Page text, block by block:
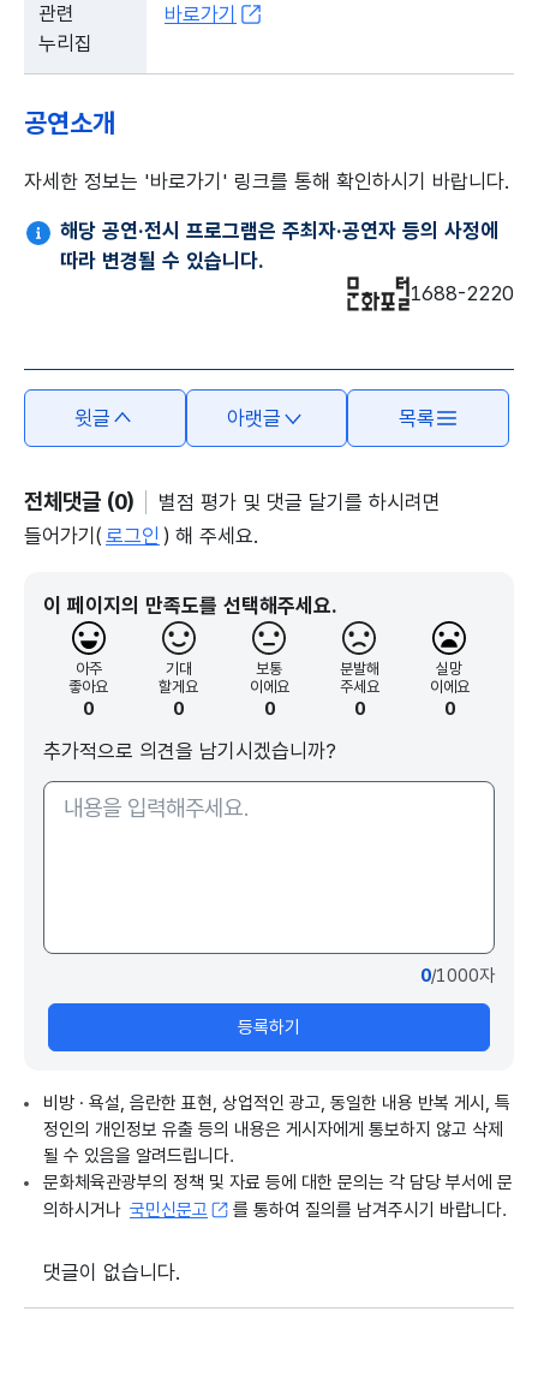
관련
누리집
바로가기
공연소개
자세한 정보는 '바로가기' 링크를 통해 확인하시기 바랍니다.
해당 공연·전시 프로그램은 주최자·공연자 등의 사정에
따라 변경될 수 있습니다.
1688-2220
윗글 아랫글 목록
전체댓글 (0)
별점 평가 및 댓글 달기를 하시려면
들어가기( 로그인 ) 해 주세요.
이 페이지의 만족도를 선택해주세요.
아주
좋아요
0
기대
할게요
0
보통
이에요
0
분발해
주세요
0
실망
이에요
0
추가적으로 의견을 남기시겠습니까?
0/1000자
등록하기
비방 · 욕설, 음란한 표현, 상업적인 광고, 동일한 내용 반복 게시, 특
정인의 개인정보 유출 등의 내용은 게시자에게 통보하지 않고 삭제
될 수 있음을 알려드립니다.
문화체육관광부의 정책 및 자료 등에 대한 문의는 각 담당 부서에 문
의하시거나 국민신문고 를 통하여 질의를 남겨주시기 바랍니다.
댓글이 없습니다.